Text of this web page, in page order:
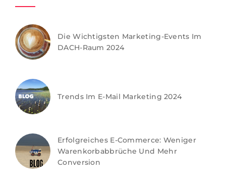
Die Wichtigsten Marketing-Events Im
DACH-Raum 2024
Trends Im E-Mail Marketing 2024
Erfolgreiches E-Commerce: Weniger
Warenkorbabbrüche Und Mehr
Conversion